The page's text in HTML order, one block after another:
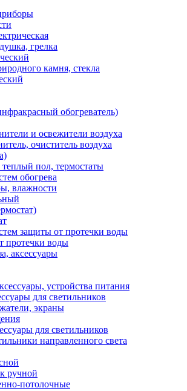
грелка
камня, стекла
обогреватель)
и освежители воздуха
очиститель воздуха
пол, термостаты
обогрева
влажности
защиты от протечки воды
протечки воды
аксессуары
устройства питания
для светильников
экраны
для светильников
направленного света
ручной
потолочные